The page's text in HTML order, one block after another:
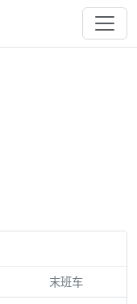
末班车